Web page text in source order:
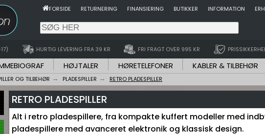
FORSIDE RETURNERING FINANSIERING BUTIKKER INFORMATION
HURTIG LEVERING FRA 39 KR FRI FRAGT OVER 995 KR
HØJTALER HØRETELEFONER KABLER & TILBEHØR
OG TILBEHØR PLADESPILLER RETRO PLADESPILLER
RETRO PLADESPILLER
Alt i retro pladespillere, fra kompakte kuffert modeller med
pladespillere med avanceret elektronik og klassisk design.